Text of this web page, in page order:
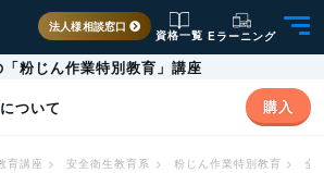
法人様相談窓口
資格一覧 Eラーニング
粉じん作業特別教育」講座
ついて 購入
育講座 > 安全衛生教育系 > 粉じん作業特別教育 > 全